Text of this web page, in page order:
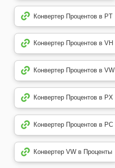
Конвертер Процентов в PT
Конвертер Процентов в VH
Конвертер Процентов в VW
Конвертер Процентов в PX
Конвертер Процентов в PC
Конвертер VW в Проценты